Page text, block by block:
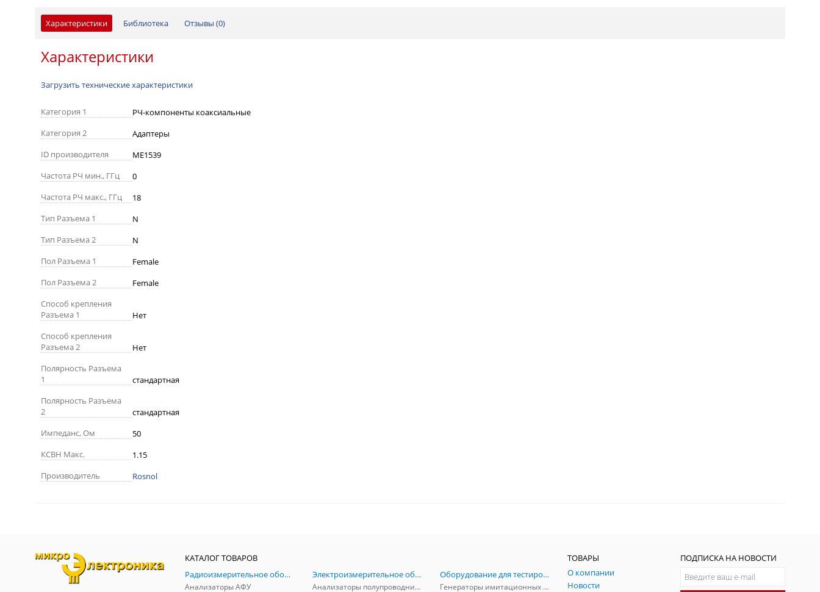
Характеристики Библиотека Отзывы (0)
Характеристики
Загрузить технические характеристики
Категория 1
РЧ-компоненты коаксиальные
Категория 2
Адаптеры
ID производителя
ME1539
Частота РЧ мин., ГГц
0
Частота РЧ макс., ГГц
18
Тип Разъема 1
N
Тип Разъема 2
N
Пол Разъема 1
Female
Пол Разъема 2
Female
Способ крепления
Разъема 1
Нет
Способ крепления
Разъема 2
Нет
Полярность Разъема
1
стандартная
Полярность Разъема
2
стандартная
Импеданс, Ом
50
КСВН Макс.
1.15
Производитель
Rosnol
КАТАЛОГ ТОВАРОВ
Радиоизмерительное оборудование
Анализаторы АФУ
Электроизмерительное оборудование
Анализаторы полупроводников
Оборудование для тестирования и симуляции ГНСС
Генераторы имитационных и заградительных помех
ТОВАРЫ
О компании
Новости
ПОДПИСКА НА НОВОСТИ